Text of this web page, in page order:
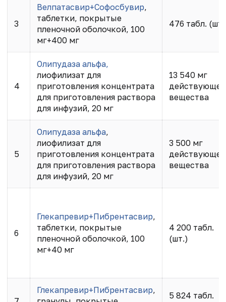
3
Велпатасвир+Софосбувир,
таблетки, покрытые
пленочной оболочкой, 100
мг+400 мг
476 табл.
4
Олипудаза альфа,
лиофилизат для
приготовления концентрата
для приготовления раствора
для инфузий, 20 мг
13 540 мг
вещества
5
Олипудаза альфа,
лиофилизат для
приготовления концентрата
для приготовления раствора
для инфузий, 20 мг
3 500 мг
вещества
6
Глекапревир+Пибрентасвир,
таблетки, покрытые
пленочной оболочкой, 100
мг+40 мг
4 200 табл.
(шт.)
Глекапревир+Пибрентасвир,
5 824 табл.